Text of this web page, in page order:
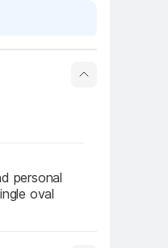
personal
oval